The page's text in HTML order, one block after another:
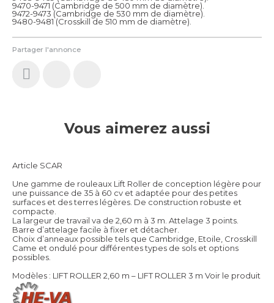
Partager l'annonce
9470-9471 (Cambridge de 500 mm de diamètre).
9472-9473 (Cambridge de 530 mm de diamètre).
9480-9481 (Crosskill de 510 mm de diamètre).
Vous aimerez aussi
Article SCAR
Une gamme de rouleaux Lift Roller de conception légère pour
une puissance de 35 à 60 cv et adaptée pour des petites
surfaces et des terres légères. De construction robuste et
compacte.
La largeur de travail va de 2,60 m à 3 m. Attelage 3 points.
Barre d’attelage facile à fixer et détacher.
Choix d’anneaux possible tels que Cambridge, Etoile, Crosskill
Came et ondulé pour différentes types de sols et options
possibles.
Modèles : LIFT ROLLER 2,60 m – LIFT ROLLER 3 m Voir le produit